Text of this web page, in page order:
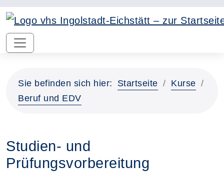
Sie befinden sich hier: Startseite
Kurse
Beruf und EDV
Studien- und
Prüfungsvorbereitung